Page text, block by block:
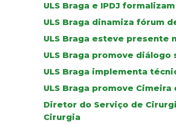
ULS Braga e IPDJ
ULS Braga dinamiza fórum
ULS Braga esteve presente
ULS Braga promove
ULS Braga implementa
ULS Braga promove
Diretor do Serviço de
Cirurgia